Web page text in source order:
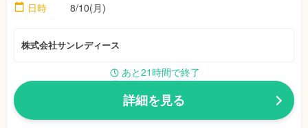
日時
8/10(月)
株式会社サンレディース
あと21時間で終了
詳細を見る